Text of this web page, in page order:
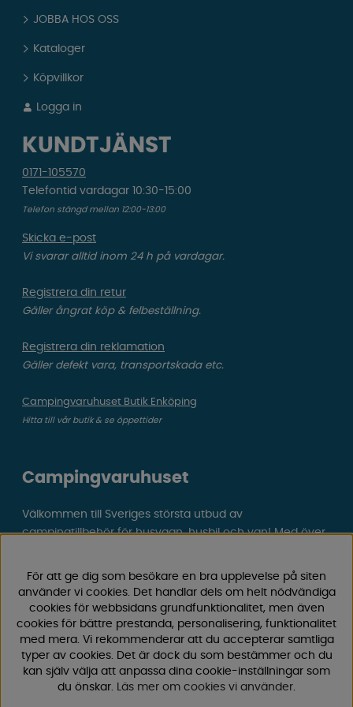
JOBBA HOS OSS
Kataloger
Köpvillkor
Logga in
KUNDTJÄNST
0171-105570
Telefontid vardagar 10:30-15:00
Telefon stängd mellan 12:00-13:00
Skicka e-post
Vi svarar alltid inom 24 h på vardagar.
Registrera din retur
Gäller ångrat köp & felbeställning.
Registrera din reklamation
Gäller defekt vara, transportskada etc.
Campingvaruhuset Butik Enköping
Hitta till vår butik & se öppettider
Campingvaruhuset
Välkommen till Sveriges största utbud av
campingtillbehör för husvagn, husbil och van! Med över
Hos oss hittar du allt från reservdelar till smarta tillbehör
som gör din campingupplevelse smidigare och roligare.
Vi erbjuder hög kvalitet och konkurrenskraftiga priser –
både online och i vår fysiskabutik i Enköping.
Följ oss på Facebook och Instagram för inspiration,
För att ge dig som besökare en bra upplevelse på siten
använder vi cookies. Det handlar dels om helt nödvändiga
cookies för webbsidans grundfunktionalitet, men även
cookies för bättre prestanda, personalisering, funktionalitet
med mera. Vi rekommenderar att du accepterar samtliga
typer av cookies. Det är dock du som bestämmer och du
kan själv välja att anpassa dina cookie-inställningar som
du önskar. Läs mer om cookies vi använder.